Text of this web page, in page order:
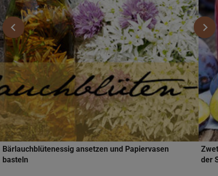
Bärlauchblütenessig ansetzen und Papiervasen
basteln
der